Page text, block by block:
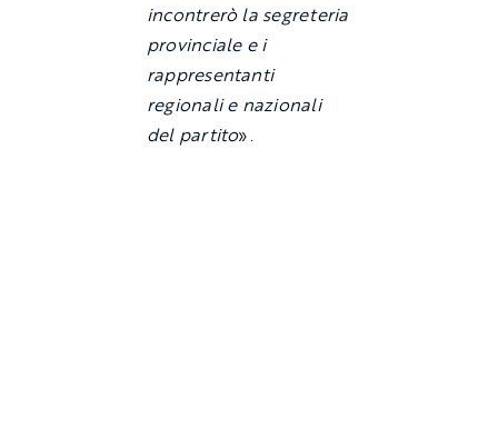
incontrerò la segreteria
provinciale e i
rappresentanti
regionali e nazionali
del partito».